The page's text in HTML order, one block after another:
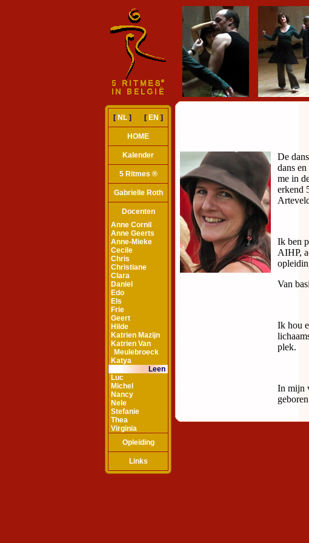
[ NL ] [ EN ]
HOME
Kalender
5 Ritmes ®
Gabrielle Roth
Docenten
Anne Cornil
Anne Geerts
Anne-Mieke
Cecile
Chris
Christiane
Clara
Daniel
Edo
Els
Frie
Geert
Hilde
Katrien Mazijn
Katrien Van
Meulebroeck
Katya
Leen
Luc
Michel
Nancy
Nele
Stefanie
Thea
Virginia
Opleiding
Links